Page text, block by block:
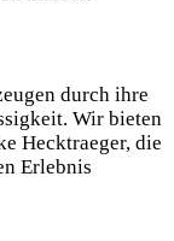
durch ihre
Wir bieten
Hecktraeger, die
Erlebnis